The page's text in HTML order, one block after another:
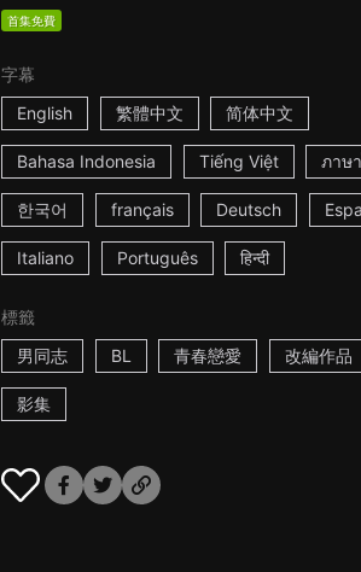
首集免費
字幕
English
繁體中文 简体中文
Bahasa Indonesia Tiếng Việt ภาษ
한국어 français Deutsch
Italiano Português हिन्दी
標籤
男同志
BL 青春戀愛 改編作品
影集